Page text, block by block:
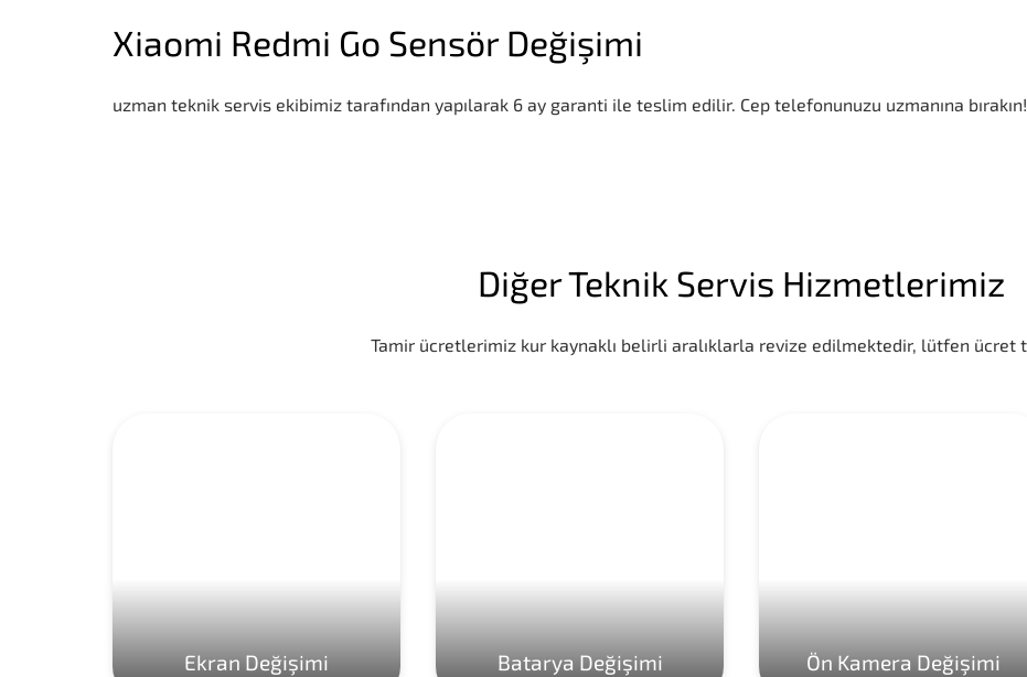
Xiaomi Redmi Go Sensör Değişimi
uzman teknik servis ekibimiz tarafından yapılarak 6 ay garanti ile teslim edilir. Cep telefonunuzu uzmanına bırakın!
Diğer Teknik Servis Hizmetlerimiz
Tamir ücretlerimiz kur kaynaklı belirli aralıklarla revize edilmektedir, lütfen ücret
Ekran Değişimi Batarya Değişimi Ön Kamera Değişimi